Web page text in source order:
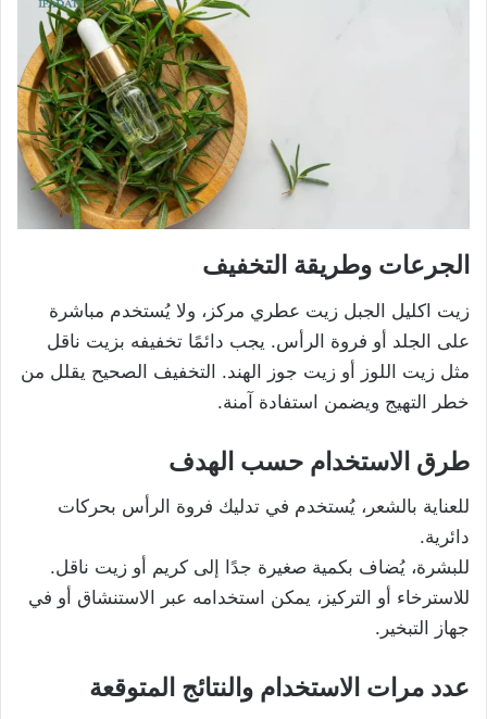
الجرعات وطريقة التخفيف
زيت اكليل الجبل زيت عطري مركز، ولا يُستخدم مباشرة
على الجلد أو فروة الرأس. يجب دائمًا تخفيفه بزيت ناقل
مثل زيت اللوز أو زيت جوز الهند. التخفيف الصحيح يقلل من
خطر التهيج ويضمن استفادة آمنة.
طرق الاستخدام حسب الهدف
للعناية بالشعر، يُستخدم في تدليك فروة الرأس بحركات
دائرية.
للبشرة، يُضاف بكمية صغيرة جدًا إلى كريم أو زيت ناقل.
للاسترخاء أو التركيز، يمكن استخدامه عبر الاستنشاق أو في
جهاز التبخير.
عدد مرات الاستخدام والنتائج المتوقعة